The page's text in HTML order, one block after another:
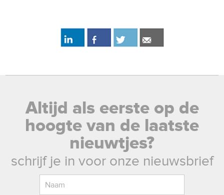
Altijd als eerste op de
hoogte van de laatste
nieuwtjes?
schrijf je in voor onze nieuwsbrief